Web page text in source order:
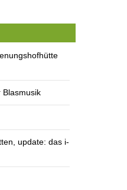
Blasmusik
update: das i-